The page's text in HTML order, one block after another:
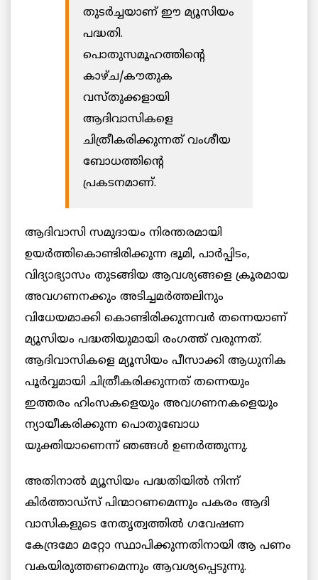
തുടർച്ചയാണ് ഈ മ്യൂസിയം
പദ്ധതി.
പൊതുസമൂഹത്തിന്റെ
കാഴ്ച/കൗതുക
വസ്തുക്കളായി
ആദിവാസികളെ
ചിത്രീകരിക്കുന്നത് വംശീയ
ബോധത്തിന്റെ
പ്രകടനമാണ്.
ആദിവാസി സമുദായം നിരന്തരമായി
ഉയർത്തികൊണ്ടിരിക്കുന്ന ഭൂമി, പാർപ്പിടം,
വിദ്യാഭ്യാസം തുടങ്ങിയ ആവശ്യങ്ങളെ ക്രൂരമായ
അവഗണനക്കും അടിച്ചമർത്തലിനും
വിധേയമാക്കി കൊണ്ടിരിക്കുന്നവർ തന്നെയാണ്
മ്യൂസിയം പദ്ധതിയുമായി രംഗത്ത് വരുന്നത്.
ആദിവാസികളെ മ്യൂസിയം പീസാക്കി ആധുനിക
പൂർവ്വമായി ചിത്രീകരിക്കുന്നത് തന്നെയും
ഇത്തരം ഹിംസകളെയും അവഗണനകളെയും
ന്യായീകരിക്കുന്ന പൊതുബോധ
യുക്തിയാണെന്ന് ഞങ്ങൾ ഉണർത്തുന്നു.
അതിനാൽ മ്യൂസിയം പദ്ധതിയിൽ നിന്ന്
കിർത്താഡ്സ് പിന്മാറണമെന്നും പകരം ആദി
വാസികളുടെ നേതൃത്വത്തിൽ ഗവേഷണ
കേന്ദ്രമോ മറ്റോ സ്ഥാപിക്കുന്നതിനായി ആ പണം
വകയിരുത്തണമെന്നും ആവശ്യപ്പെടുന്നു.